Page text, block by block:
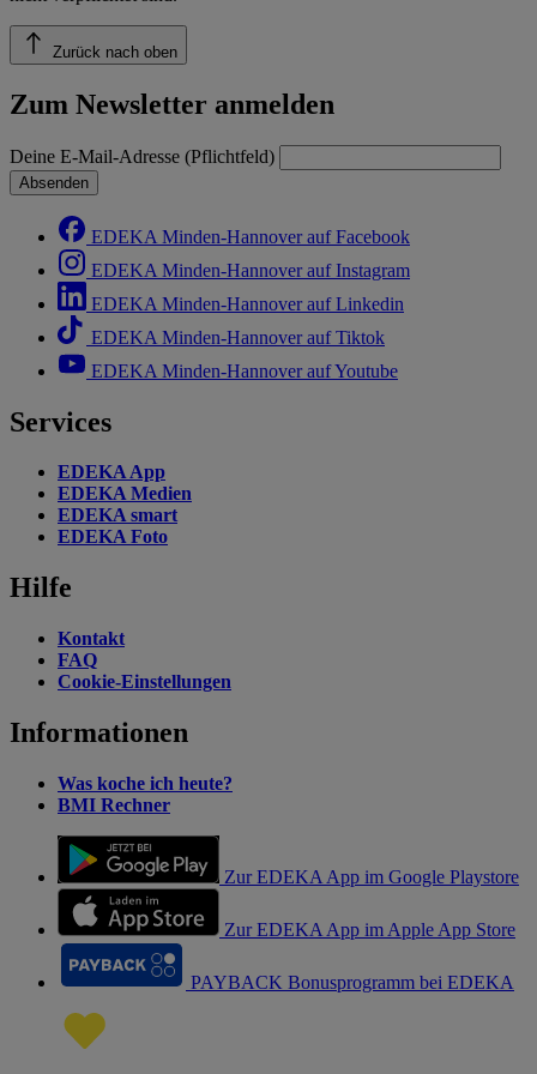
Zurück nach oben
Zum Newsletter anmelden
Deine E-Mail-Adresse (Pflichtfeld)
Absenden
EDEKA Minden-Hannover auf Facebook
EDEKA Minden-Hannover auf Instagram
EDEKA Minden-Hannover auf Linkedin
EDEKA Minden-Hannover auf Tiktok
EDEKA Minden-Hannover auf Youtube
Services
EDEKA App
EDEKA Medien
EDEKA smart
EDEKA Foto
Hilfe
Kontakt
FAQ
Cookie-Einstellungen
Informationen
Was koche ich heute?
BMI Rechner
Zur EDEKA App im Google Playstore
Zur EDEKA App im Apple App Store
PAYBACK Bonusprogramm bei EDEKA